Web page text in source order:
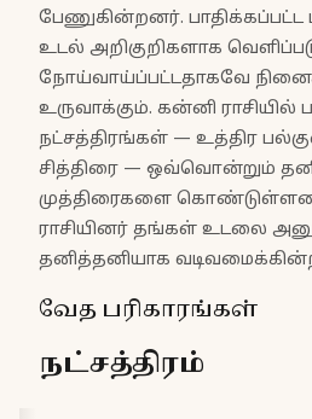
பேணுகின்றனர்.
உடல் அறிகுறிகளாக
நோய்வாய்ப்பட்டதாகவே
உருவாக்கும். கன்னி ராசியில்
நட்சத்திரங்கள் — உத்திர
சித்திரை — ஒவ்வொன்றும்
முத்திரைகளை
ராசியினர் தங்கள் உடலை
தனித்தனியாக
வேத பரிகாரங்கள்
நட்சத்திரம்